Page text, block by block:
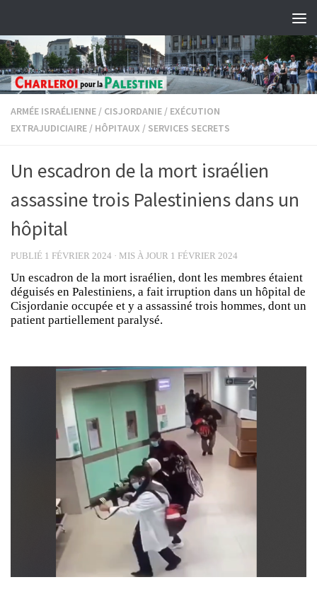
ARMÉE ISRAÉLIENNE / CISJORDANIE / EXÉCUTION
EXTRAJUDICIAIRE / HÔPITAUX / SERVICES SECRETS
Un escadron de la mort israélien
assassine trois Palestiniens dans un
hôpital
PUBLIÉ 1 FÉVRIER 2024 · MIS À JOUR 1 FÉVRIER 2024
Un escadron de la mort israélien, dont les membres étaient
déguisés en Palestiniens, a fait irruption dans un hôpital de
Cisjordanie occupée et y a assassiné trois hommes, dont un
patient partiellement paralysé.